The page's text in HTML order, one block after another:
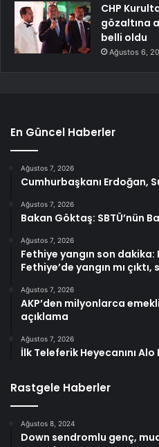
CHP
gözaltına
belli oldu
Ağustos 6,
En Güncel Haberler
Ağustos 7, 2026
Cumhurbaşkanı Erdoğan,
Ağustos 7, 2026
Bakan Göktaş: SBTÜ’nün
Ağustos 7, 2026
Fethiye yangın son dakika:
Fethiye’de yangın mı
Ağustos 7, 2026
AKP’den milyonlarca
açıklama
Ağustos 7, 2026
İlk Teleferik Heyecanını Alo
Rastgele Haberler
Ağustos 8, 2024
Down sendromlu genç,